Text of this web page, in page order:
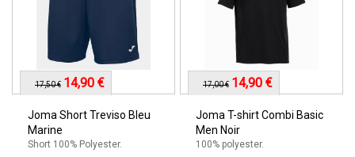
Joma Short Treviso Bleu
Marine
Short 100% Polyester.
17,50 € 14,90 €
Joma T-shirt Combi Basic
Men Noir
100% polyester.
17,00 € 14,90 €